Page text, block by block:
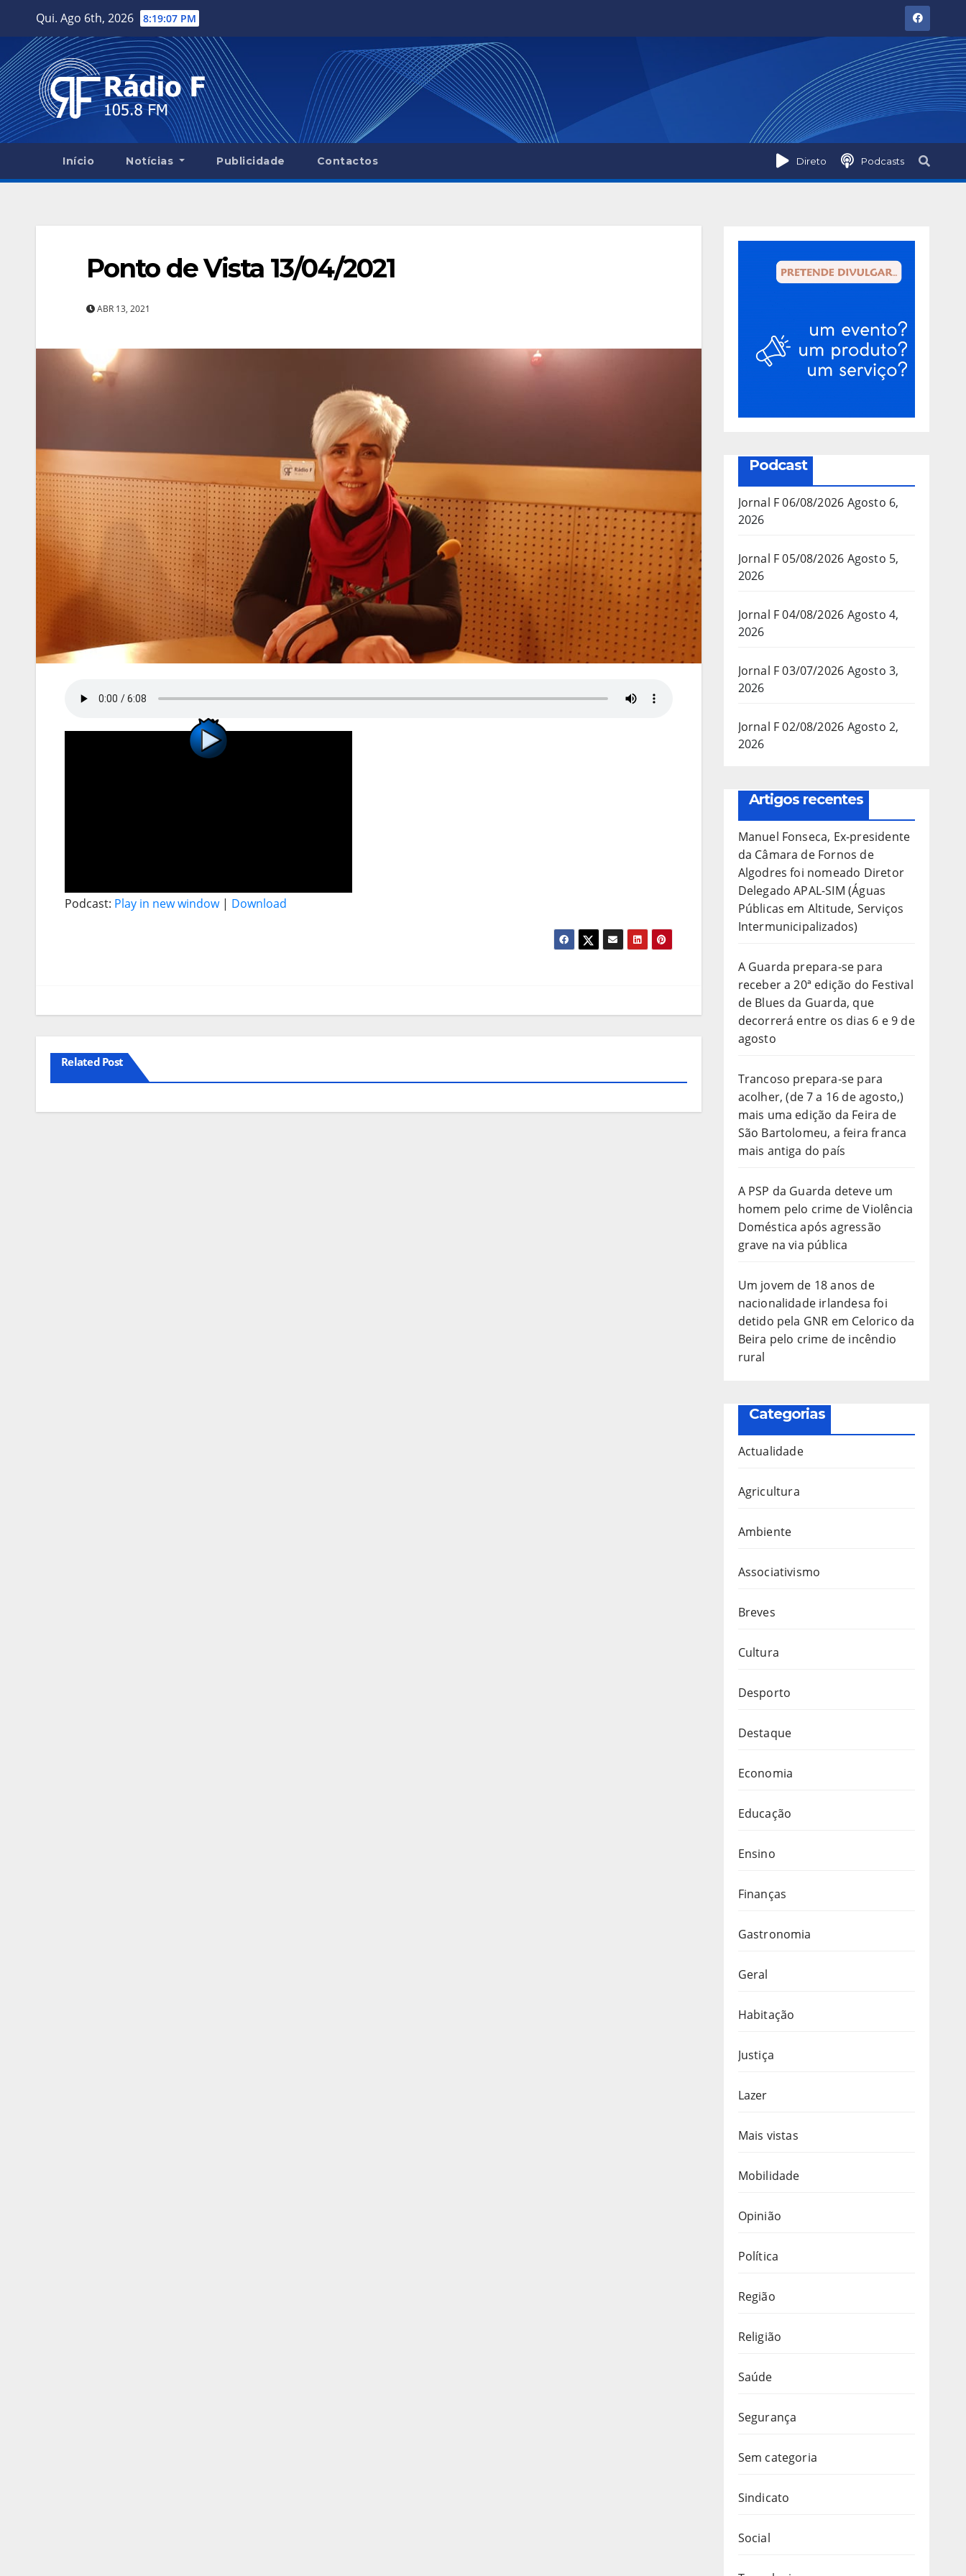
content
Qui. Ago 6th, 2026 8:19:08 PM
Direto Podcasts
Início Notícias Publicidade Contactos
Ponto de Vista 13/04/2021
ABR 13, 2021
Podcast: Play in new window| Download
Related Post
Podcast
Jornal F 06/08/2026 Agosto 6,
2026
Jornal F 05/08/2026 Agosto 5,
2026
Jornal F 04/08/2026 Agosto 4,
2026
Jornal F 03/07/2026 Agosto 3,
2026
Jornal F 02/08/2026 Agosto 2,
2026
Artigos recentes
Manuel Fonseca, Ex-presidente
da Câmara de Fornos de
Algodres foi nomeado Diretor
Delegado APAL-SIM (Águas
Públicas em Altitude, Serviços
Intermunicipalizados)
A Guarda prepara-se para
receber a 20ª edição do Festival
de Blues da Guarda, que
decorrerá entre os dias 6 e 9 de
agosto
Trancoso prepara-se para
acolher, (de 7 a 16 de agosto,)
mais uma edição da Feira de
São Bartolomeu, a feira franca
mais antiga do país
A PSP da Guarda deteve um
homem pelo crime de Violência
Doméstica após agressão
grave na via pública
Um jovem de 18 anos de
nacionalidade irlandesa foi
detido pela GNR em Celorico da
Beira pelo crime de incêndio
rural
Categorias
Actualidade
Agricultura
Ambiente
Associativismo
Breves
Cultura
Desporto
Destaque
Economia
Educação
Ensino
Finanças
Gastronomia
Geral
Habitação
Justiça
Lazer
Mais vistas
Mobilidade
Opinião
Política
Região
Religião
Saúde
Segurança
Sem categoria
Sindicato
Social